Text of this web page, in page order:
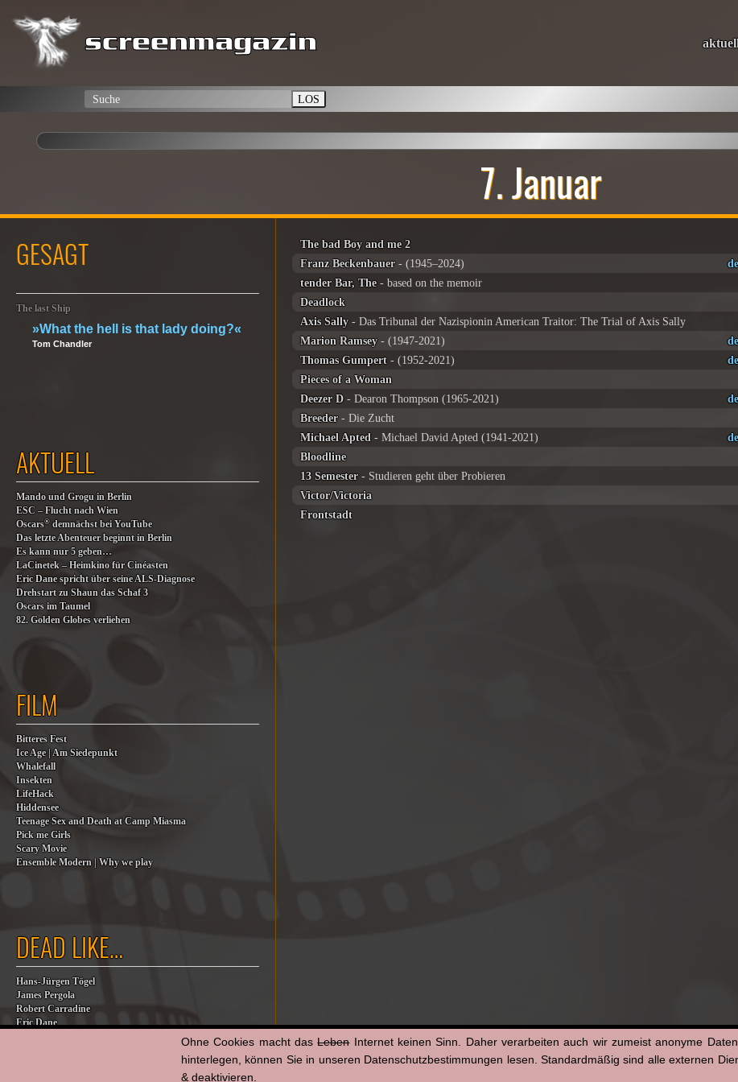
LOS
7. Januar
The bad Boy and me 2
Franz Beckenbauer- (1945–2024)
tender Bar, The- based on the memoir
Deadlock
Axis Sally- Das Tribunal der Nazispionin American Traitor: The Trial of Axis Sally
Marion Ramsey- (1947-2021)
Thomas Gumpert - (1952-2021)
Pieces of a Woman
Deezer D- Dearon Thompson (1965-2021)
Breeder- Die Zucht
Michael Apted - Michael David Apted (1941-2021)
Bloodline
13 Semester- Studieren geht über Probieren
Victor/Victoria
Frontstadt
GESAGT
The last Ship
»What the hell is that lady doing?«
Tom Chandler
AKTUELL
Mando und Grogu in Berlin
ESC – Flucht nach Wien
Oscars® demnächst bei YouTube
Das letzte Abenteuer beginnt in Berlin
Es kann nur 5 geben…
LaCinetek – Heimkino für Cinéasten
Eric Dane spricht über seine ALS-Diagnose
Drehstart zu Shaun das Schaf 3
Oscars im Taumel
82. Golden Globes verliehen
FILM
Bitteres Fest
Ice Age | Am Siedepunkt
Whalefall
Insekten
LifeHack
Hiddensee
Teenage Sex and Death at Camp Miasma
Pick me Girls
Scary Movie
Ensemble Modern | Why we play
DEAD LIKE…
Hans-Jürgen Tögel
James Pergola
Robert Carradine
Eric Dane
Ohne Cookies macht dasLebenInternet keinen Sinn. Daher verarbeiten auch wir zumeist anonyme
hinterlegen, können Sie in unseren Datenschutzbestimmungen lesen. Standardmäßig sind alle externen
& deaktivieren.